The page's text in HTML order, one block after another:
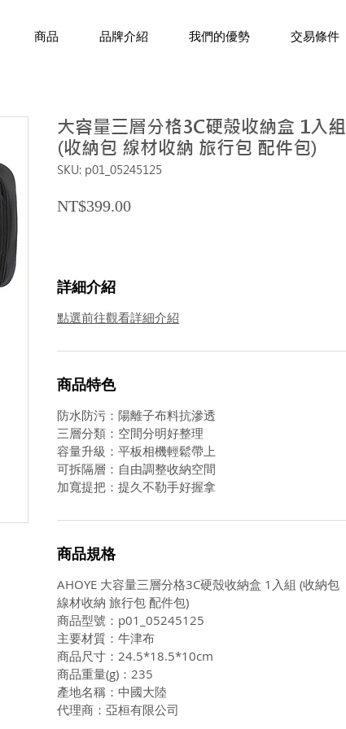
商品 品牌介紹 我們的優勢 交易條件
大容量三層分格3C硬殼收納盒 1入組
(收納包 線材收納 旅行包 配件包)
SKU: p01_05245125
NT$399.00Price
詳細介紹
點選前往觀看詳細介紹
商品特色
防水防污：陽離子布料抗滲透
三層分類：空間分明好整理
容量升級：平板相機輕鬆帶上
可拆隔層：自由調整收納空間
加寬提把：提久不勒手好握拿
商品規格
AHOYE 大容量三層分格3C硬殼收納盒 1入組 (收納包
線材收納 旅行包 配件包)
商品型號：p01_05245125
主要材質：牛津布
商品尺寸：24.5*18.5*10cm
商品重量(g)：235
產地名稱：中國大陸
代理商：亞桓有限公司